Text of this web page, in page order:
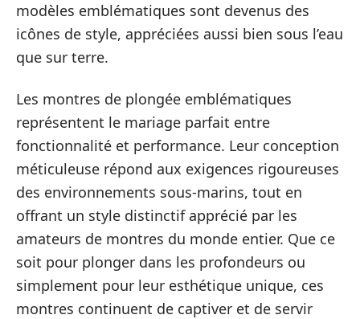
modèles emblématiques sont devenus des
icônes de style, appréciées aussi bien sous l’eau
que sur terre.
Les montres de plongée emblématiques
représentent le mariage parfait entre
fonctionnalité et performance. Leur conception
méticuleuse répond aux exigences rigoureuses
des environnements sous-marins, tout en
offrant un style distinctif apprécié par les
amateurs de montres du monde entier. Que ce
soit pour plonger dans les profondeurs ou
simplement pour leur esthétique unique, ces
montres continuent de captiver et de servir